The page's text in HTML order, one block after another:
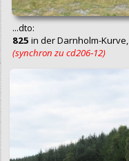
...dto:
825 in der Darnholm-
(synchron zu cd206‑12)